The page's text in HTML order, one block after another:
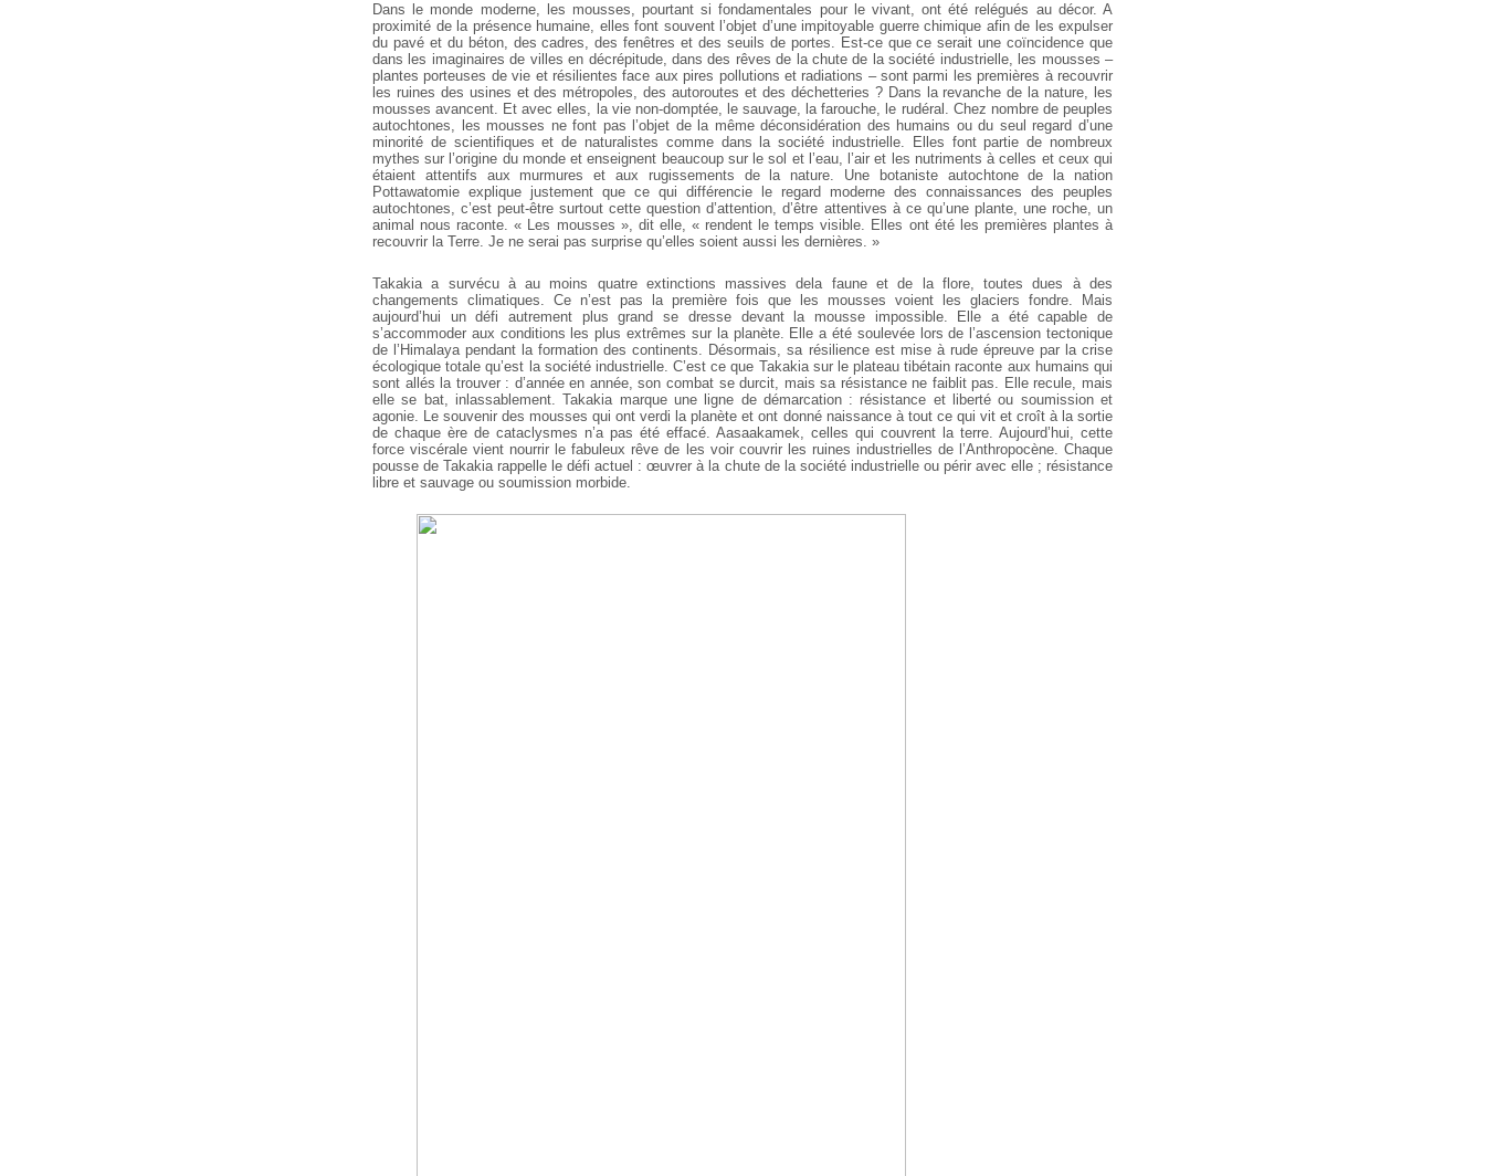
Dans le monde moderne, les mousses, pourtant si fondamentales pour levivant, ont été relégués au décor. A
proximité de la présence humaine, elles font souvent l’objet d’une impitoyable guerre chimique afin de les expulser
du pavé et du béton, des cadres, des fenêtres et des seuils deportes. Est-ce que ce serait une coïncidence que
dans les imaginaires de villes en décrépitude, dans des rêves de la chute de la société industrielle, les mousses –
plantes porteuses de vie et résilientes face aux pires pollutions et radiations – sont parmi les premières àrecouvrir
les ruines des usines et des métropoles, des autoroutes et des déchetteries ? Dans la revanche de la nature, les
mousses avancent. Et avec elles, la vie non-domptée, le sauvage, la farouche, le rudéral. Chez nombre de peuples
autochtones, les mousses ne font pas l’objet dela même déconsidération des humains ou du seul regard d’une
minorité descientifiques et de naturalistes comme dans la société industrielle. Elles font partie de nombreux
mythes sur l’origine du monde et enseignent beaucoup sur le sol et l’eau, l’air et les nutriments àcelles et ceux qui
étaient attentifs aux murmures et aux rugissements dela nature. Une botaniste autochtone de la nation
Pottawatomie explique justement que ce qui différencie le regard moderne des connaissances des peuples
autochtones, c’est peut-être surtout cette question d’attention, d’être attentives à ce qu’une plante, une roche, un
animal nous raconte. « Les mousses », dit elle, « rendent le temps visible. Elles ont été les premières plantes à
recouvrir la Terre. Je ne serai pas surprise qu’elles soient aussi les dernières. »
Takakia a survécu à au moins quatre extinctions massives dela faune et de la flore, toutes dues à des
changements climatiques. Ce n’est pas lapremière fois que les mousses voient les glaciers fondre. Mais
aujourd’hui un défi autrement plus grand se dresse devant la mousseimpossible. Elle a été capable de
s’accommoder aux conditions les plus extrêmes sur la planète. Elle a été soulevée lors de l’ascension tectonique
de l’Himalaya pendant la formation des continents. Désormais, sa résilience est mise à rude épreuve par la crise
écologique totale qu’est la société industrielle. C’est ce que Takakia sur le plateau tibétain raconte aux humains qui
sont allés la trouver : d’année en année, son combat se durcit, mais sa résistance ne faiblit pas. Ellerecule, mais
elle se bat, inlassablement. Takakia marque une ligne dedémarcation : résistance et liberté ou soumission et
agonie. Le souvenir des mousses qui ont verdi la planète et ont donné naissance à tout cequi vit et croît à la sortie
de chaque ère de cataclysmes n’a pas été effacé. Aasaakamek, celles qui couvrent la terre. Aujourd’hui, cette
force viscérale vient nourrir le fabuleux rêve de les voir couvrir les ruines industrielles de l’Anthropocène. Chaque
pousse de Takakiarappelle le défi actuel : œuvrer à la chute de la société industrielleou périr avec elle ; résistance
libre et sauvage ou soumission morbide.